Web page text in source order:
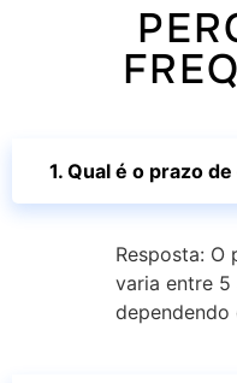
1. Qual é o prazo
Resposta: O
varia entre 5
dependendo